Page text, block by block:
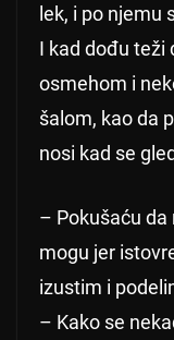
lek, i po njemu
I kad dođu teži
osmehom i
šalom, kao da
nosi kad se
– Pokušaću
mogu jer
izustim i
– Kako se